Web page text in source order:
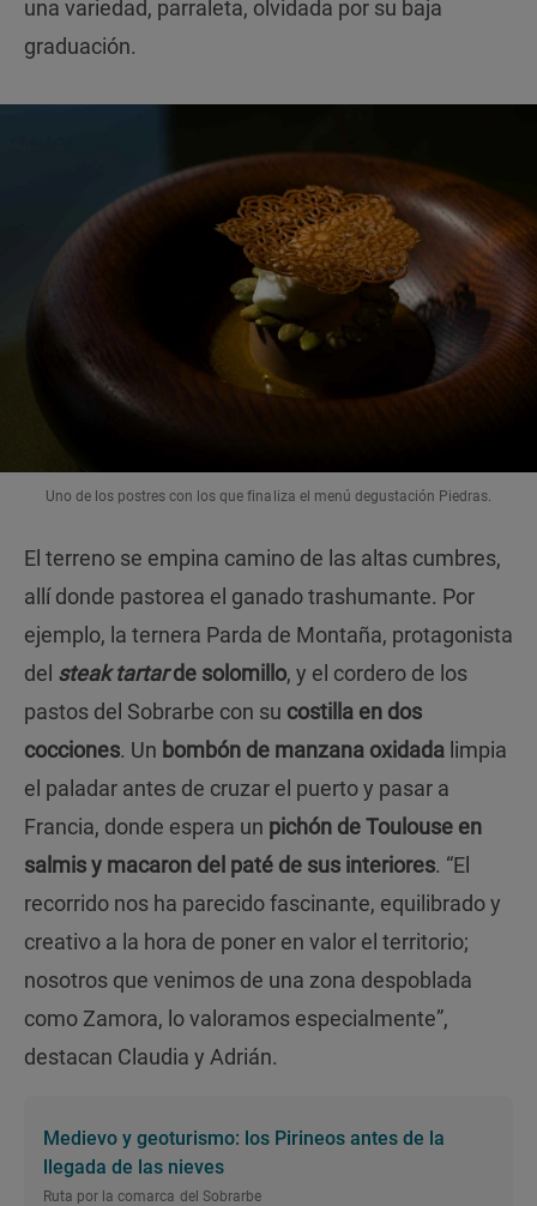
una variedad, parraleta, olvidada por su baja
graduación.
Uno de los postres con los que finaliza el menú degustación Piedras.
El terreno se empina camino de las altas cumbres,
allí donde pastorea el ganado trashumante. Por
ejemplo, la ternera Parda de Montaña, protagonista
del steak tartarde solomillo, y el cordero de los
pastos del Sobrarbe con su costilla en dos
cocciones. Un bombón de manzana oxidada limpia
el paladar antes de cruzar el puerto y pasar a
Francia, donde espera un pichón de Toulouse en
salmis y macaron del paté de sus interiores. “El
recorrido nos ha parecido fascinante, equilibrado y
creativo a la hora de poner en valor el territorio;
nosotros que venimos de una zona despoblada
como Zamora, lo valoramos especialmente”,
destacan Claudia y Adrián.
Medievo y geoturismo: los Pirineos antes de la
llegada de las nieves
Ruta por la comarca del Sobrarbe